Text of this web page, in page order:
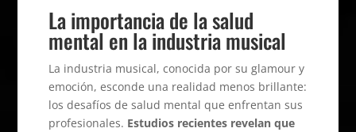
La importancia de la salud
mental en la industria musical
La industria musical, conocida por su glamour y
emoción, esconde una realidad menos brillante:
los desafíos de salud mental que enfrentan sus
profesionales. Estudios recientes revelan que